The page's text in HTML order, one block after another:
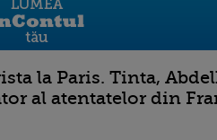
la Paris. Tinta,
al atentatelor din